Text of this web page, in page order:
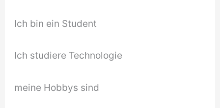
Ich bin ein Student
Ich studiere Technologie
meine Hobbys sind